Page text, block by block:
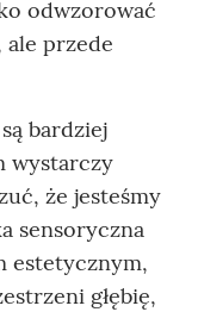
odwzorować
ale przede
bardziej
wystarczy
że jesteśmy
sensoryczna
estetycznym,
głębię,